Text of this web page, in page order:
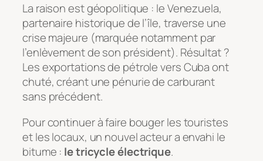
La raison est géopolitique : le Venezuela,
partenaire historique de l’île, traverse une
crise majeure (marquée notamment par
l’enlèvement de son président). Résultat ?
Les exportations de pétrole vers Cuba ont
chuté, créant une pénurie de carburant
sans précédent.
Pour continuer à faire bouger les touristes
et les locaux, un nouvel acteur a envahi le
bitume : le tricycle électrique.